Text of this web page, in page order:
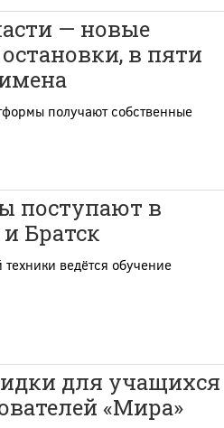
— новые
в пяти
получают собственные
поступают в
Братск
ведётся обучение
для учащихся
«Мира»